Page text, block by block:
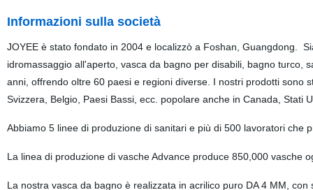
Informazioni sulla società
JOYEE è stato fondato in 2004 e localizzò a Foshan, Guangdong.
idromassaggio all'aperto, vasca da bagno per disabili, bagno turco,
anni, offrendo oltre 60 paesi e regioni diverse. I nostri prodotti sono
Svizzera, Belgio, Paesi Bassi, ecc. popolare anche in Canada, Stati
Abbiamo 5 linee di produzione di sanitari e più di 500 lavoratori che
La linea di produzione di vasche Advance produce 850,000 vasche
La nostra vasca da bagno è realizzata in acrilico puro DA 4 MM,